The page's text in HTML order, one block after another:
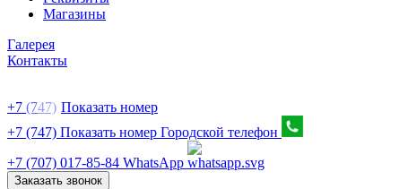
Магазины
Галерея
Контакты
+7 (747) Показать номер
+7 (747) Показать номер Городской телефон
+7 (707) 017-85-84 WhatsApp
Заказать звонок